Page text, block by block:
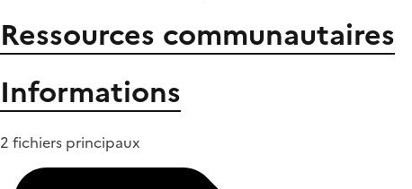
Ressources communautaires
Informations
2 fichiers principaux